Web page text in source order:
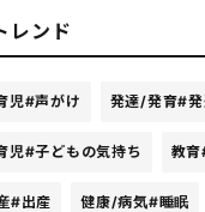
レンド
児#声がけ 発達/発育#発
児#子どもの気持ち 教育
#出産 健康/病気#睡眠